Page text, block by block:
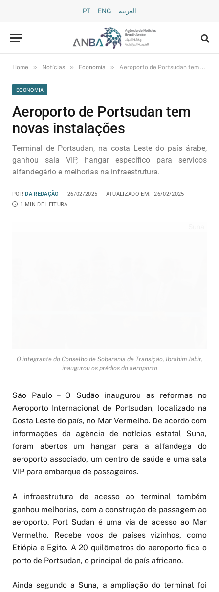
PT ENG العربية
Home » Notícias » Economia » Aeroporto de Portsudan tem novas instalações
ECONOMIA
Aeroporto de Portsudan tem
novas instalações
Terminal de Portsudan, na costa Leste do país árabe,
ganhou sala VIP, hangar específico para serviços
alfandegário e melhorias na infraestrutura.
POR DA REDAÇÃO 26/02/2025 ATUALIZADO EM:
26/02/2025
1 MIN DE LEITURA
O integrante do Conselho de Soberania de Transição, Ibrahim Jabir,
inaugurou os prédios do aeroporto
São Paulo – O Sudão inaugurou as reformas no
Aeroporto Internacional de Portsudan, localizado na
Costa Leste do país, no Mar Vermelho. De acordo com
informações da agência de notícias estatal Suna,
foram abertos um hangar para a alfândega do
aeroporto associado, um centro de saúde e uma sala
VIP para embarque de passageiros.
A infraestrutura de acesso ao terminal também
ganhou melhorias, com a construção de passagem ao
aeroporto. Port Sudan é uma via de acesso ao Mar
Vermelho. Recebe voos de países vizinhos, como
Etiópia e Egito. A 20 quilômetros do aeroporto fica o
porto de Portsudan, o principal do país africano.
Ainda segundo a Suna, a ampliação do terminal foi